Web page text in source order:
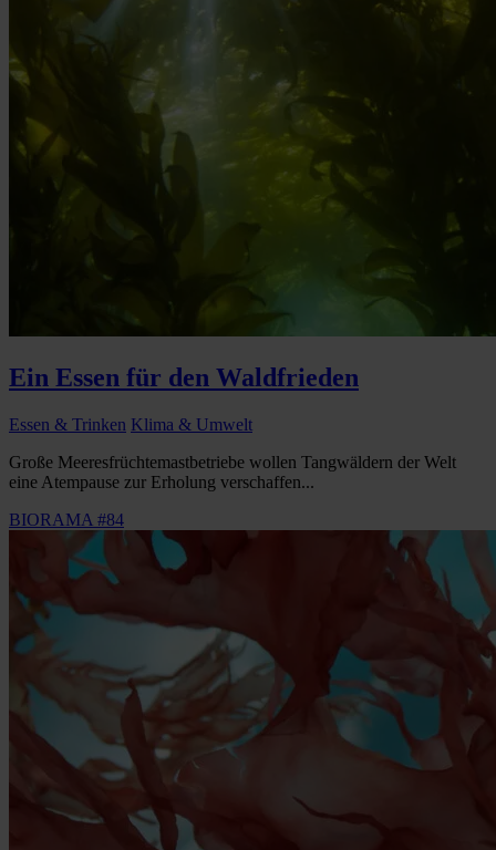
Ein Essen für den Waldfrieden
Essen & Trinken Klima & Umwelt
Große Meeresfrüchtemastbetriebe wollen Tangwäldern der Welt
eine Atempause zur Erholung verschaffen...
BIORAMA #84